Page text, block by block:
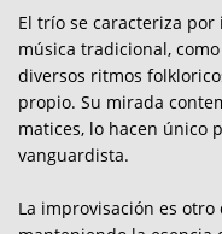
El trío se caracteriza
música tradicional,
diversos ritmos
propio. Su mirada
matices, lo hacen único
vanguardista.
La improvisación es